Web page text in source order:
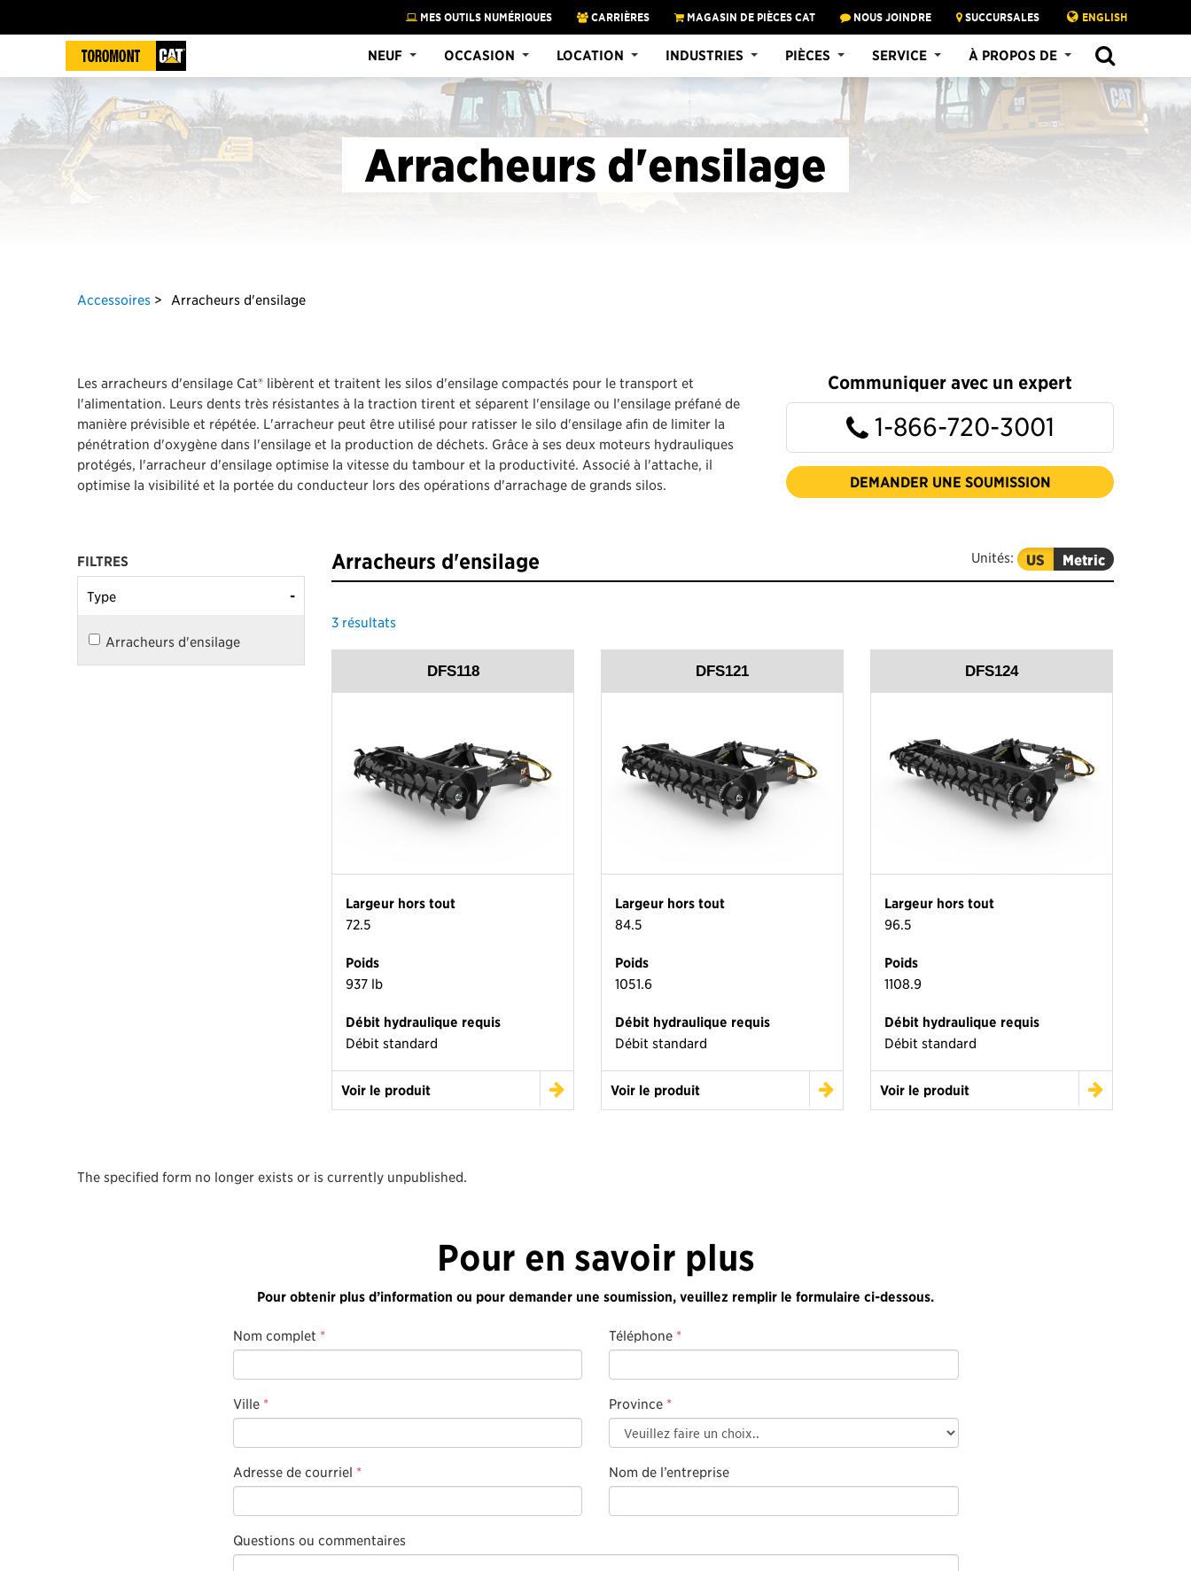
MES OUTILS NUMÉRIQUES CARRIÈRES MAGASIN DE PIÈCES CAT NOUS JOINDRE SUCCURSALES ENGLISH
NEUF OCCASION LOCATION INDUSTRIES PIÈCES SERVICE À PROPOS DE
Arracheurs d'ensilage
Accessoires Arracheurs d'ensilage
Les arracheurs d'ensilage Cat® libèrent et traitent les silos d'ensilage compactés pour le transport et
l'alimentation. Leurs dents très résistantes à la traction tirent et séparent l'ensilage ou l'ensilage préfané de
manière prévisible et répétée. L'arracheur peut être utilisé pour ratisser le silo d'ensilage afin de limiter la
pénétration d'oxygène dans l'ensilage et la production de déchets. Grâce à ses deux moteurs hydrauliques
protégés, l'arracheur d'ensilage optimise la vitesse du tambour et la productivité. Associé à l'attache, il
optimise la visibilité et la portée du conducteur lors des opérations d'arrachage de grands silos.
Communiquer avec un expert
1-866-720-3001
DEMANDER UNE SOUMISSION
FILTRES
Type -
Arracheurs d'ensilage
Unités: US Metric
Arracheurs d'ensilage
3 résultats
DFS118
Largeur hors tout
72.5
Poids
937 lb
Débit hydraulique requis
Débit standard
Voir le produit
DFS121
Largeur hors tout
84.5
Poids
1051.6
Débit hydraulique requis
Débit standard
Voir le produit
DFS124
Largeur hors tout
96.5
Poids
1108.9
Débit hydraulique requis
Débit standard
Voir le produit
The specified form no longer exists or is currently unpublished.
Pour en savoir plus
Pour obtenir plus d’information ou pour demander une soumission, veuillez remplir le formulaire ci-dessous.
Nom complet * Téléphone *
Ville * Province *
Adresse de courriel * Nom de l’entreprise
Questions ou commentaires